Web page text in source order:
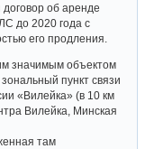
об аренде
до 2020 года с
его продления.
значимым объектом
пункт связи
«Вилейка» (в 10 км
Вилейка, Минская
там